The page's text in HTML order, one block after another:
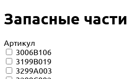
Запасные части
Артикул
3006B106
3199B019
3299A003